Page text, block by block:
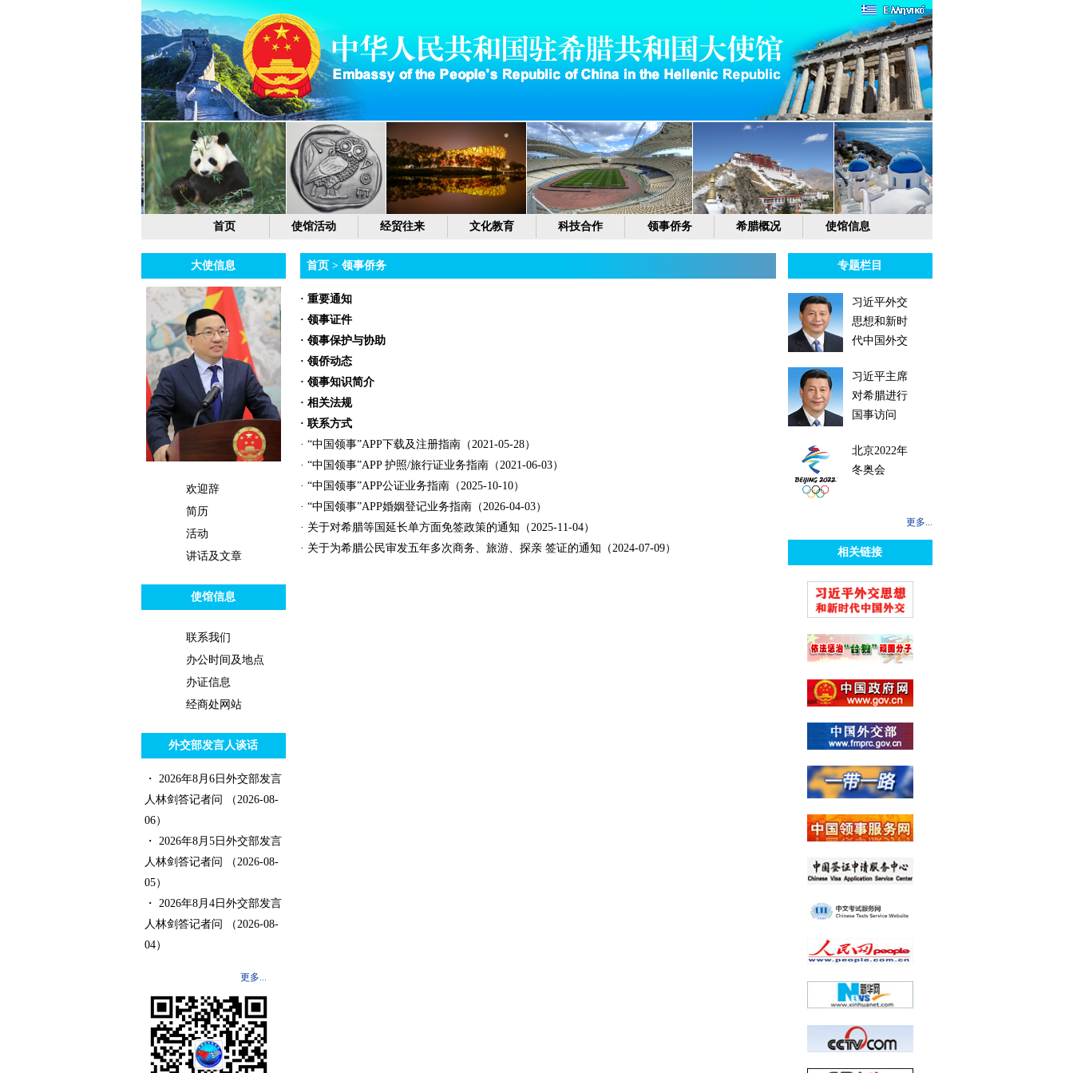
首页 使馆活动 经贸往来 文化教育 科技合作 领事侨务 希腊概况 使馆信息
大使信息
欢迎辞
简历
活动
讲话及文章
使馆信息
联系我们
办公时间及地点
办证信息
经商处网站
外交部发言人谈话
・ 2026年8月6日外交部发言
人林剑答记者问
（2026-08-
06）
・ 2026年8月5日外交部发言
人林剑答记者问
（2026-08-
05）
・ 2026年8月4日外交部发言
人林剑答记者问
（2026-08-
04）
更多...
首页> 领事侨务
· 重要通知
· 领事证件
· 领事保护与协助
· 领侨动态
· 领事知识简介
· 相关法规
· 联系方式
· “中国领事”APP下载及注册指南（2021-05-28）
· “中国领事”APP 护照/旅行证业务指南（2021-06-03）
· “中国领事”APP公证业务指南（2025-10-10）
· “中国领事”APP婚姻登记业务指南（2026-04-03）
· 关于对希腊等国延长单方面免签政策的通知（2025-11-04）
· 关于为希腊公民审发五年多次商务、旅游、探亲 签证的通知（2024-07-09）
专题栏目
习近平外交
思想和新时
代中国外交
习近平主席
对希腊进行
国事访问
北京2022年
冬奥会
更多...
相关链接